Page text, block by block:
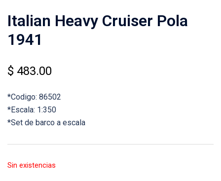
Italian Heavy Cruiser Pola
1941
$ 483.00
*Codigo: 86502
*Escala: 1:350
*Set de barco a escala
Sin existencias